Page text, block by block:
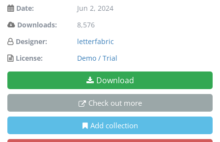
Date:
Jun 2, 2024
Downloads:
8,576
Designer:
letterfabric
License:
Demo / Trial
Download
Check out more
Add collection